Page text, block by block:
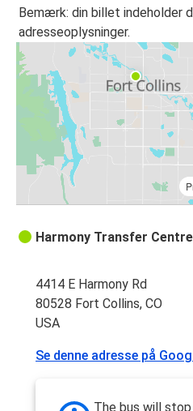
Bemærk: din billet indeholder
adresseoplysninger.
Harmony Transfer Centre
4414 E Harmony Rd
80528 Fort Collins, CO
USA
Se denne adresse på
The bus will